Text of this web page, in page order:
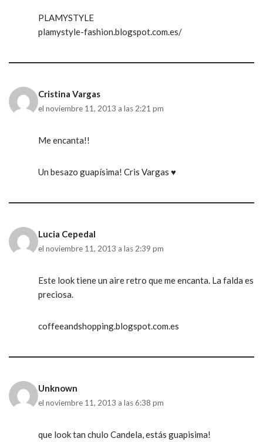
PLAMYSTYLE
plamystyle-fashion.blogspot.com.es/
Cristina Vargas
el noviembre 11, 2013 a las 2:21 pm
Me encanta!!
Un besazo guapísima! Cris Vargas ♥
Lucia Cepedal
el noviembre 11, 2013 a las 2:39 pm
Este look tiene un aire retro que me encanta. La falda es
preciosa.
coffeeandshopping.blogspot.com.es
Unknown
el noviembre 11, 2013 a las 6:38 pm
que look tan chulo Candela, estás guapisima!